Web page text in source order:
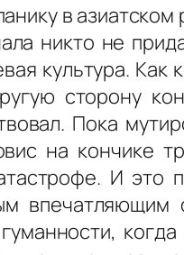
в азиатском
никто не
культура. Как
сторону
Пока
на кончике
И это
впечатляющим
когда